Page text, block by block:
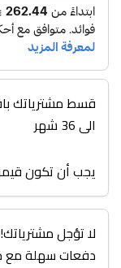
الى 36 شهر
يجب أن تكون قيمة
دفعات سهلة مع